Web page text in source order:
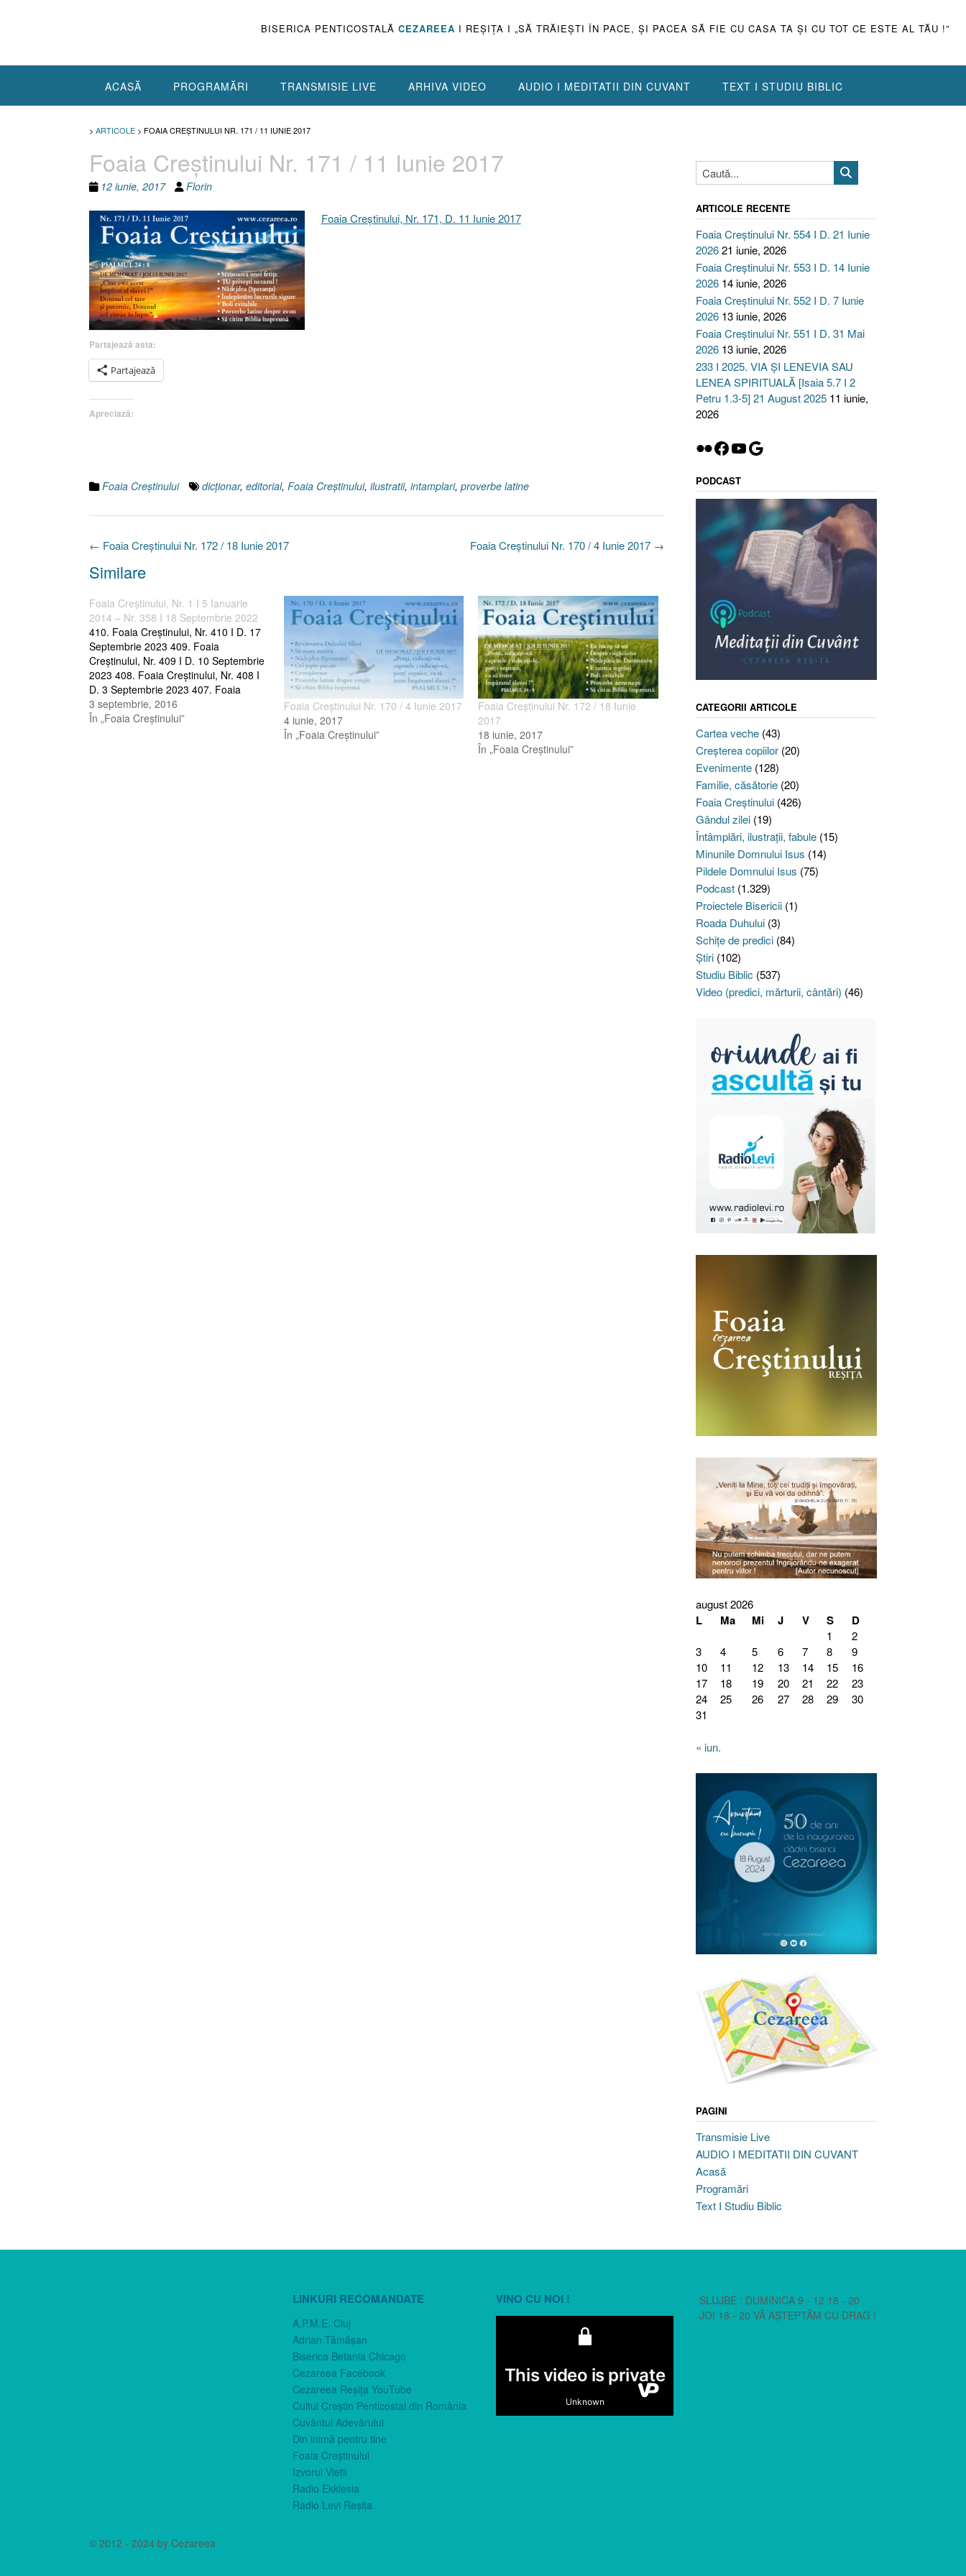
BISERICA PENTICOSTALĂ CEZAREEA I REŞIŢA I „SĂ TRĂIEŞTI ÎN PACE, ŞI PACEA SĂ FIE CU CASA TA ŞI CU TOT CE ESTE AL TĂU !”
ACASĂ PROGRAMĂRI TRANSMISIE LIVE ARHIVA VIDEO AUDIO I MEDITATII DIN CUVANT TEXT I STUDIU BIBLIC
> ARTICOLE > FOAIA CREŞTINULUI NR. 171 / 11 IUNIE 2017
Foaia Creştinului Nr. 171 / 11 Iunie 2017
12 iunie, 2017 Florin
Foaia Creştinului, Nr. 171, D. 11 Iunie 2017
Partajează asta:
Partajează
Apreciază:
Foaia Creştinului dicţionar, editorial, Foaia Creştinului, ilustratii, intamplari, proverbe latine
Post
Foaia Creştinului Nr. 170 / 4 Iunie 2017 →
← Foaia Creştinului Nr. 172 / 18 Iunie 2017
Similare
Foaia Creştinului, Nr. 1 I 5 Ianuarie
2014 – Nr. 358 I 18 Septembrie 2022
410. Foaia Creştinului, Nr. 410 I D. 17
Septembrie 2023 409. Foaia
Creştinului, Nr. 409 I D. 10 Septembrie
2023 408. Foaia Creştinului, Nr. 408 I
D. 3 Septembrie 2023 407. Foaia
Creştinului, Nr. 407 I D. 27 August
2023 406. Foaia Creştinului, Nr. 406 I
3 septembrie, 2016
În „Foaia Creştinului”
Foaia Creştinului Nr. 170 / 4 Iunie 2017
4 iunie, 2017
În „Foaia Creştinului”
Foaia Creştinului Nr. 172 / 18 Iunie
2017
18 iunie, 2017
În „Foaia Creştinului”
ARTICOLE RECENTE
Foaia Creștinului Nr. 554 I D. 21 Iunie
202621 iunie, 2026
Foaia Creștinului Nr. 553 I D. 14 Iunie
2026 14 iunie, 2026
Foaia Creștinului Nr. 552 I D. 7 Iunie
2026 13 iunie, 2026
Foaia Creștinului Nr. 551 I D. 31 Mai
2026 13 iunie, 2026
233 I 2025. VIA ȘI LENEVIA SAU
LENEA SPIRITUALĂ [Isaia 5.7 I 2
Petru 1.3-5] 21 August 2025 11 iunie,
2026
Flickr
Facebook
YouTube
Google
PODCAST
CATEGORII ARTICOLE
Cartea veche(43)
Creşterea copiilor(20)
Evenimente(128)
Familie, căsătorie(20)
Foaia Creştinului(426)
Gândul zilei(19)
Întâmplări, ilustraţii, fabule(15)
Minunile Domnului Isus (14)
Pildele Domnului Isus (75)
Podcast(1.329)
Proiectele Bisericii(1)
Roada Duhului(3)
Schiţe de predici(84)
Ştiri(102)
Studiu Biblic (537)
Video (predici, mărturii, cântări) (46)
august 2026
L Ma Mi J V S D
1
2
3
4 5 6 7 8
9
10
11 12 13 14 15
16
17
18 19 20 21 22
23
24
25 26 27 28 29
30
31
« iun.
PAGINI
Transmisie Live
AUDIO I MEDITATII DIN CUVANT
Acasă
Programări
Text I Studiu Biblic
LINKURI RECOMANDATE
A.P.M.E. Cluj
Adrian Tămăşan
Biserica Betania Chicago
Cezareea Facebook
Cezareea Reşiţa YouTube
Cultul Creştin Penticostal din România
Cuvântul Adevărului
Din inimă pentru tine
Foaia Creştinului
Izvorul Vieţii
Radio Ekklesia
Radio Levi Reşiţa
VINO CU NOI !
SLUJBE : DUMINICA 9 - 12 18 - 20
JOI 18 - 20 VĂ AȘTEPTĂM CU DRAG !
© 2012 - 2024 by Cezareea